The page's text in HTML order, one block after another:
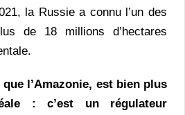
la Russie a connu l’un des
de 18 millions d’hectares
l’Amazonie, est bien plus
: c’est un régulateur